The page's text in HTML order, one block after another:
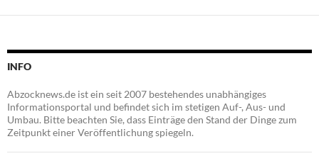
INFO
Abzocknews.de ist ein seit 2007 bestehendes unabhängiges
Informationsportal und befindet sich im stetigen Auf-, Aus- und
Umbau. Bitte beachten Sie, dass Einträge den Stand der Dinge zum
Zeitpunkt einer Veröffentlichung spiegeln.